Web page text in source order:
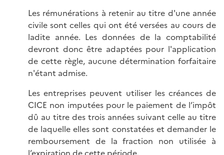
Les rémunérations à retenir au titre d'une année
civile sont celles qui ont été versées au cours de
ladite année. Les données de la comptabilité
devront donc être adaptées pour l'application
de cette règle, aucune détermination forfaitaire
n'étant admise.
Les entreprises peuvent utiliser les créances de
CICE non imputées pour le paiement de l’impôt
dû au titre des trois années suivant celle au titre
de laquelle elles sont constatées et demander le
remboursement de la fraction non utilisée à